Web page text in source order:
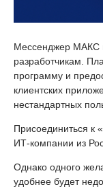
Мессенджер МАКС
разработчикам.
программу и
клиентских
нестандартных
Присоединиться к
ИТ-компании из
Однако одного
удобнее будет